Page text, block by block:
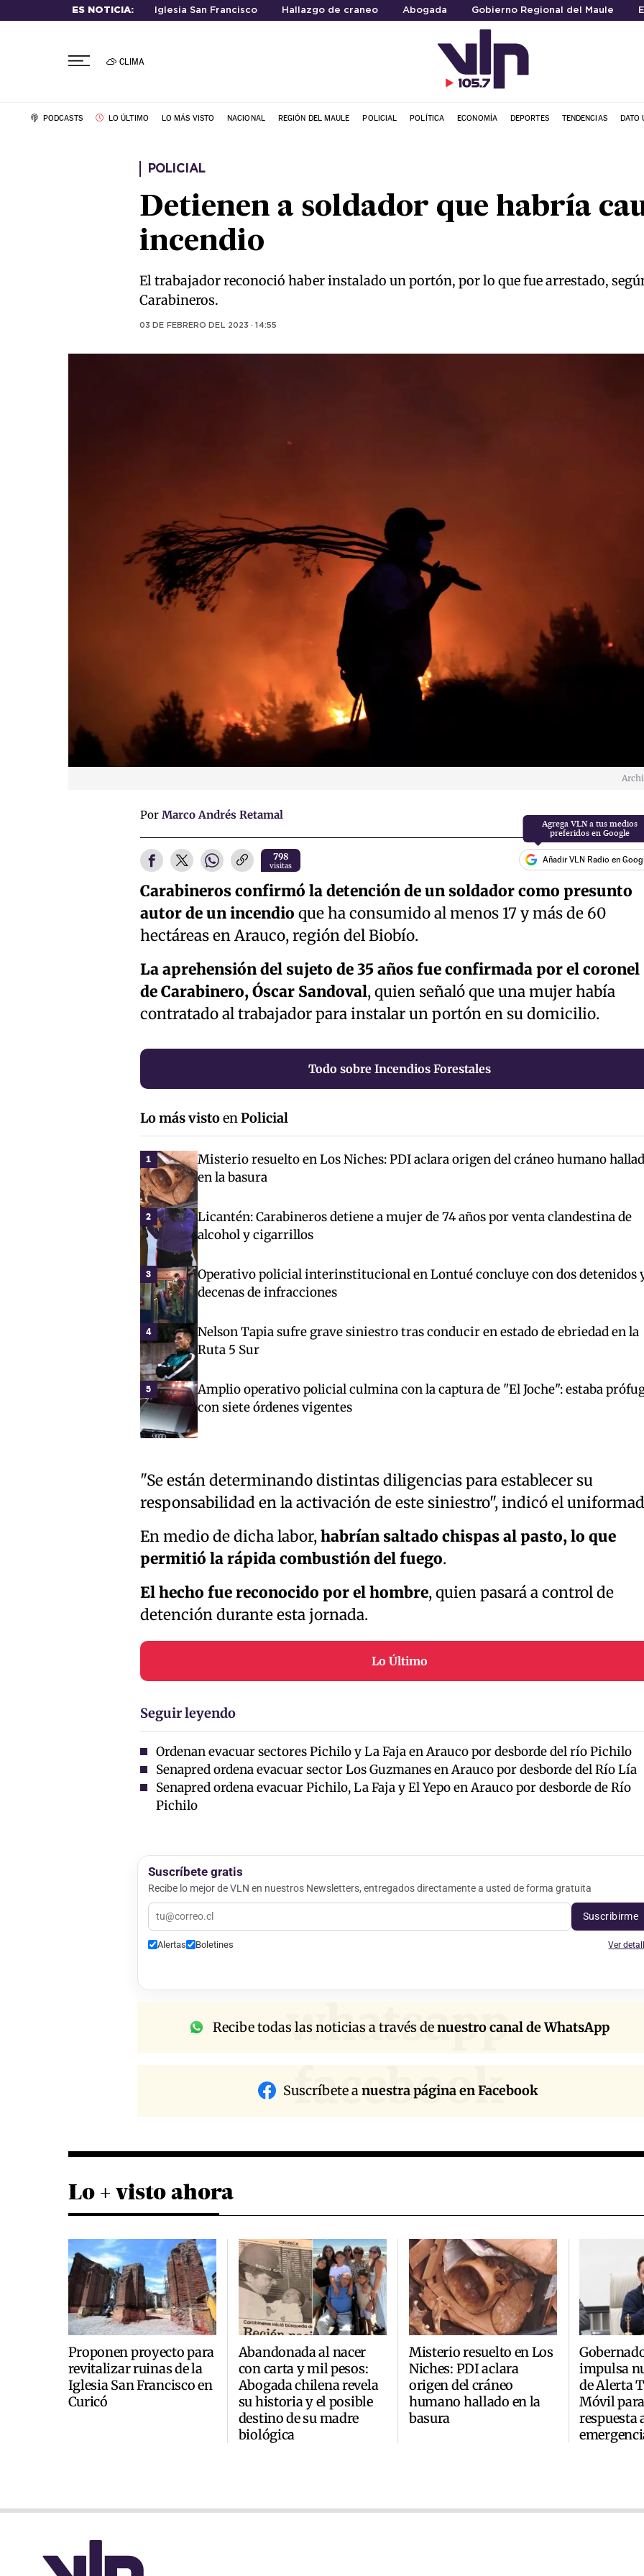
ES NOTICIA: Iglesia San Francisco Hallazgo de craneo Abogada Gobierno Regional del Maule
CLIMA
PODCASTS LO ÚLTIMO LO MÁS VISTO NACIONAL REGIÓN DEL MAULE POLICIAL POLÍTICA ECONOMÍA DEPORTES TENDENCIAS DATO
POLICIAL
Detienen a soldador que habría
incendio
El trabajador reconoció haber instalado un portón, por lo que fue arrestado,
Carabineros.
03 DE FEBRERO DEL 2023 · 14:55
Por Marco Andrés Retamal
798
visitas
Añadir VLN Radio en
Carabineros confirmó la detención de un soldador como presunto
autor de un incendio que ha consumido al menos 17 y más de 60
hectáreas en Arauco, región del Biobío.
La aprehensión del sujeto de 35 años fue confirmada por el coronel
de Carabinero, Óscar Sandoval, quien señaló que una mujer había
contratado al trabajador para instalar un portón en su domicilio.
Todo sobre Incendios Forestales
Lo más vistoenPolicial
1
Misterio resuelto en Los Niches: PDI aclara origen del cráneo humano
en la basura
2
Licantén: Carabineros detiene a mujer de 74 años por venta clandestina de
alcohol y cigarrillos
3
Operativo policial interinstitucional en Lontué concluye con dos detenidos
decenas de infracciones
4
Nelson Tapia sufre grave siniestro tras conducir en estado de ebriedad en la
Ruta 5 Sur
5
Amplio operativo policial culmina con la captura de "El Joche": estaba
con siete órdenes vigentes
"Se están determinando distintas diligencias para establecer su
responsabilidad en la activación de este siniestro", indicó el
En medio de dicha labor,habrían saltado chispas al pasto, lo que
permitió la rápida combustión del fuego.
El hecho fue reconocido por el hombre, quien pasará a control de
detención durante esta jornada.
Lo Último
Seguir leyendo
Ordenan evacuar sectores Pichilo y La Faja en Arauco por desborde del río Pichilo
Senapred ordena evacuar sector Los Guzmanes en Arauco por desborde del Río Lía
Senapred ordena evacuar Pichilo, La Faja y El Yepo en Arauco por desborde de Río
Pichilo
Suscríbete gratis
Recibe lo mejor de VLN en nuestros Newsletters, entregados directamente a usted de forma gratuita
Suscribirme
Alertas Boletines Ver
whatsapp
Recibe todas las noticias a través denuestro canal de WhatsApp
facebook
Suscríbete anuestra página en Facebook
Lo + visto ahora
Proponen proyecto para
revitalizar ruinas de la
Iglesia San Francisco en
Curicó
Abandonada al nacer
con carta y mil pesos:
Abogada chilena revela
su historia y el posible
destino de su madre
biológica
Misterio resuelto en Los
Niches: PDI aclara
origen del cráneo
humano hallado en la
basura
impulsa
de Alerta
Móvil
respuesta